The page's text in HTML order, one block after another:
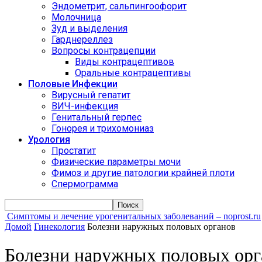
Эндометрит, сальпингоофорит
Молочница
Зуд и выделения
Гарднереллез
Вопросы контрацепции
Виды контрацептивов
Оральные контрацептивы
Половые Инфекции
Вирусный гепатит
ВИЧ-инфекция
Генитальный герпес
Гонорея и трихомониаз
Урология
Простатит
Физические параметры мочи
Фимоз и другие патологии крайней плоти
Спермограмма
Симптомы и лечение урогенитальных заболеваний – noprost.ru
Домой Гинекология Болезни наружных половых органов
Болезни наружных половых